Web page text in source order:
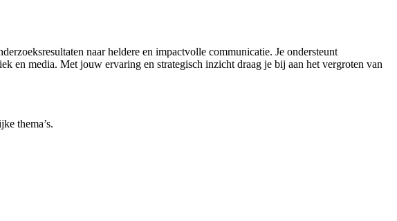
naar heldere en impactvolle communicatie. Je ondersteunt
en media. Met jouw ervaring en strategisch inzicht draag je bij aan het vergroten van
thema’s.